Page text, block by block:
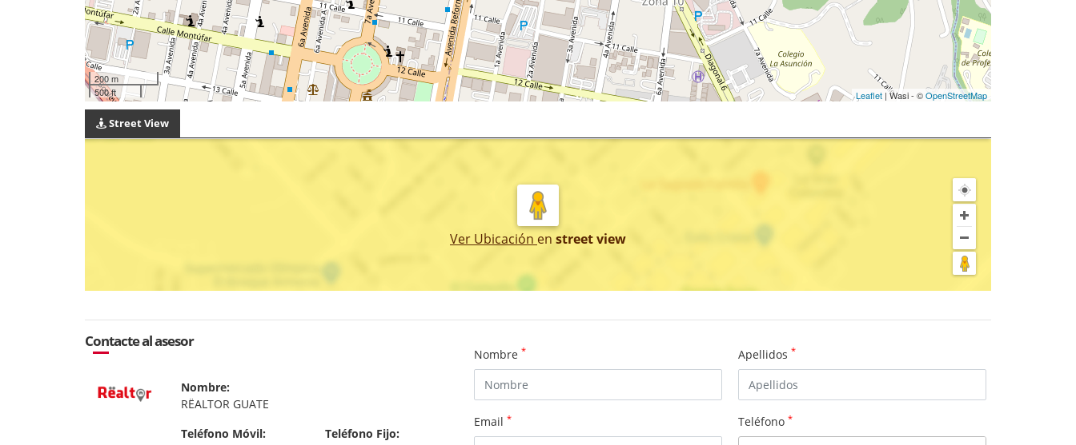
200 m
500 ft
Leaflet | Wasi - ©OpenStreetMap
Street View
Ver Ubicación en street view
Contacte al asesor
Nombre:
RËALTOR GUATE
Teléfono Móvil:
Teléfono Fijo:
Nombre * Apellidos *
Email * Teléfono *